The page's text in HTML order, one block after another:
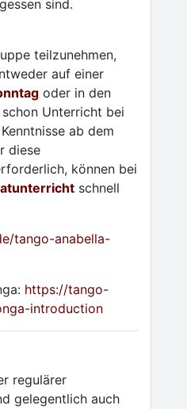
sind.
teilzunehmen,
auf einer
oder in den
Unterricht bei
ab dem
diese
können bei
schnell
tango-anabella-
https://tango-
introduction
regulärer
gelegentlich auch